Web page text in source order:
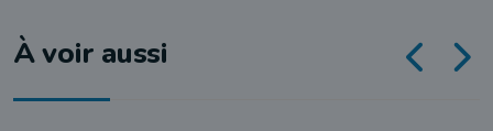
À voir aussi